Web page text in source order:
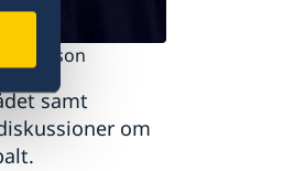
samt
om